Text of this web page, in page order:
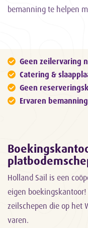
bemanning te helpen
Geen zeilervaring
Catering &
Geen
Ervaren bemanning
Holland Sail is een
eigen
zeilschepen die op het
varen.